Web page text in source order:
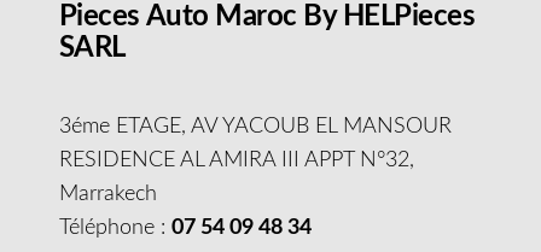
Pieces Auto Maroc By HELPieces
SARL
3éme ETAGE, AV YACOUB EL MANSOUR
RESIDENCE AL AMIRA III APPT N°32,
Marrakech
Téléphone : 07 54 09 48 34